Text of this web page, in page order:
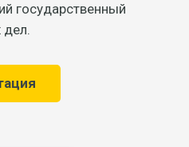
государственный
дел.